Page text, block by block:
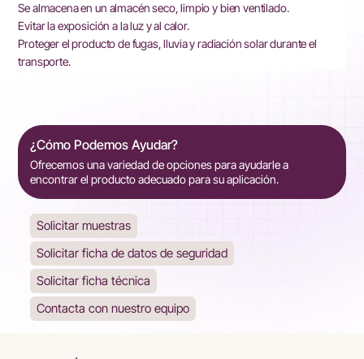
Se almacena en un almacén seco, limpio y bien ventilado.
Evitar la exposición a la luz y al calor.
Proteger el producto de fugas, lluvia y radiación solar durante el
transporte.
¿Cómo Podemos Ayudar?
Ofrecemos una variedad de opciones para ayudarle a
encontrar el producto adecuado para su aplicación.
Solicitar muestras
Solicitar ficha de datos de seguridad
Solicitar ficha técnica
Contacta con nuestro equipo